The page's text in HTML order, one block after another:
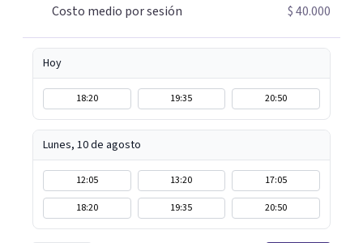
acompañamiento profesional en español, escríbeme y
Costo medio por sesión
$ 40.000
Hoy
18:20 19:35 20:50
Lunes, 10 de agosto
12:05 13:20
17:05
18:20
19:35 20:50